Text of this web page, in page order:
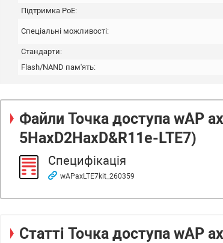
Підтримка PoE:
Спеціальні можливості:
Стандарти:
Flash/NAND пам'ять:
Файли Точка доступа wAP
5HaxD2HaxD&R11e-LTE7)
Специфікація
wAPaxLTE7kit_260359
Статті Точка доступа wAP